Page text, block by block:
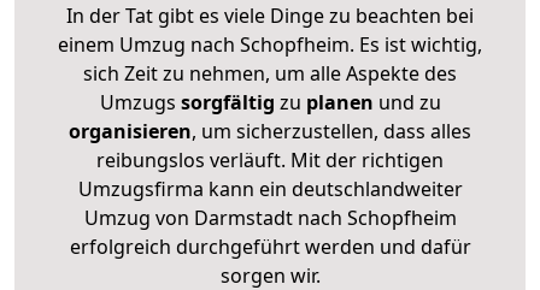
In der Tat gibt es viele Dinge zu beachten bei
einem Umzug nach Schopfheim. Es ist wichtig,
sich Zeit zu nehmen, um alle Aspekte des
Umzugs sorgfältig zu planen und zu
organisieren, um sicherzustellen, dass alles
reibungslos verläuft. Mit der richtigen
Umzugsfirma kann ein deutschlandweiter
Umzug von Darmstadt nach Schopfheim
erfolgreich durchgeführt werden und dafür
sorgen wir.